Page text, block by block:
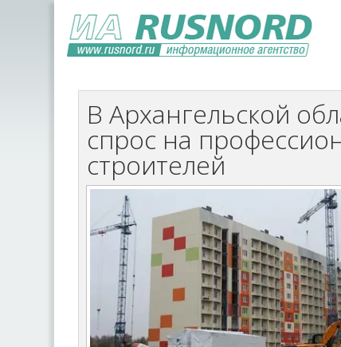
В Архангельской
спрос на
строителей